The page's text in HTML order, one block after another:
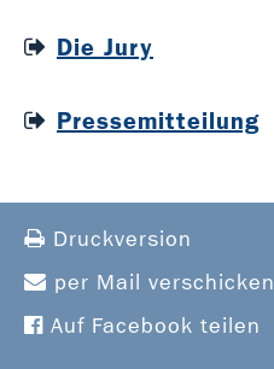
Die Jury
Pressemitteilung
Druckversion
per Mail verschicken
Auf Facebook teilen